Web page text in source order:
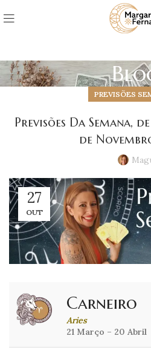
PREVISÕES
Previsões Da Semana,
de
27
OUT
Carneiro
Aries
21 Março – 20 Abril